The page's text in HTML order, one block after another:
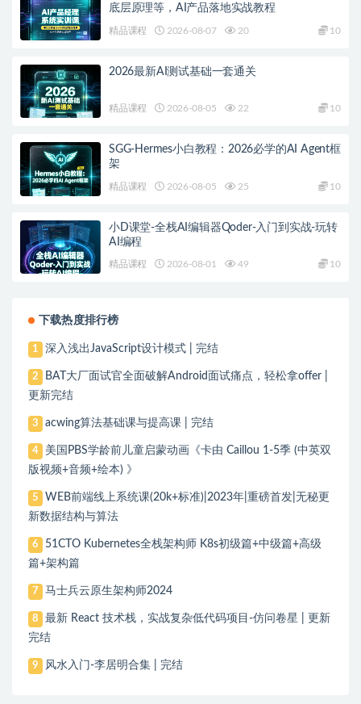
底层原理等，AI产品落地实战教程
精品课程 2026-08-07 20 10
2026最新AI测试基础一套通关
精品课程 2026-08-05 22 10
SGG-Hermes小白教程：2026必学的AI Agent框
架
精品课程 2026-08-05 25 10
小D课堂-全栈AI编辑器Qoder-入门到实战-玩转
AI编程
精品课程 2026-08-01 49 10
下载热度排行榜
1 深入浅出JavaScript设计模式 | 完结
2
BAT大厂面试官全面破解Android面试痛点，轻松拿offer |
更新完结
3 acwing算法基础课与提高课 | 完结
4
美国PBS学龄前儿童启蒙动画《卡由 Caillou 1-5季 (中英双
版视频+音频+绘本) 》
5
WEB前端线上系统课(20k+标准)|2023年|重磅首发|无秘更
新数据结构与算法
6
51CTO Kubernetes全栈架构师 K8s初级篇+中级篇+高级
篇+架构篇
7 马士兵云原生架构师2024
8
最新 React 技术栈，实战复杂低代码项目-仿问卷星 | 更新
完结
9 风水入门-李居明合集 | 完结